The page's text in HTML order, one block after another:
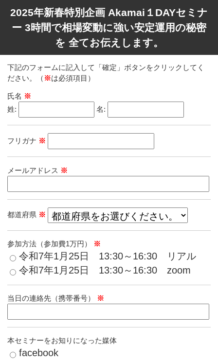
2025年新春特別企画 Akamai１DAYセミナ
ー 3時間で相場変動に強い安定運用の秘密
を 全てお伝えします。
下記のフォームに記入して「確定」ボタンをクリックしてく
ださい。（ ※は必須項目）
氏名 ※
姓:
名:
フリガナ ※
メールアドレス ※
都道府県 ※
参加方法（参加費1万円） ※
令和7年1月25日 13:30～16:30 リアル
令和7年1月25日 13:30～16:30 zoom
当日の連絡先（携帯番号） ※
本セミナーをお知りになった媒体
facebook